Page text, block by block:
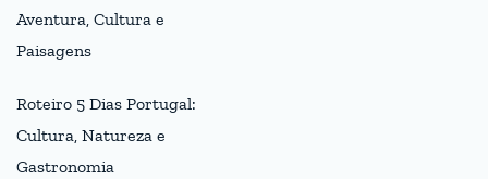
Aventura, Cultura e
Paisagens
Roteiro 5 Dias Portugal:
Cultura, Natureza e
Gastronomia